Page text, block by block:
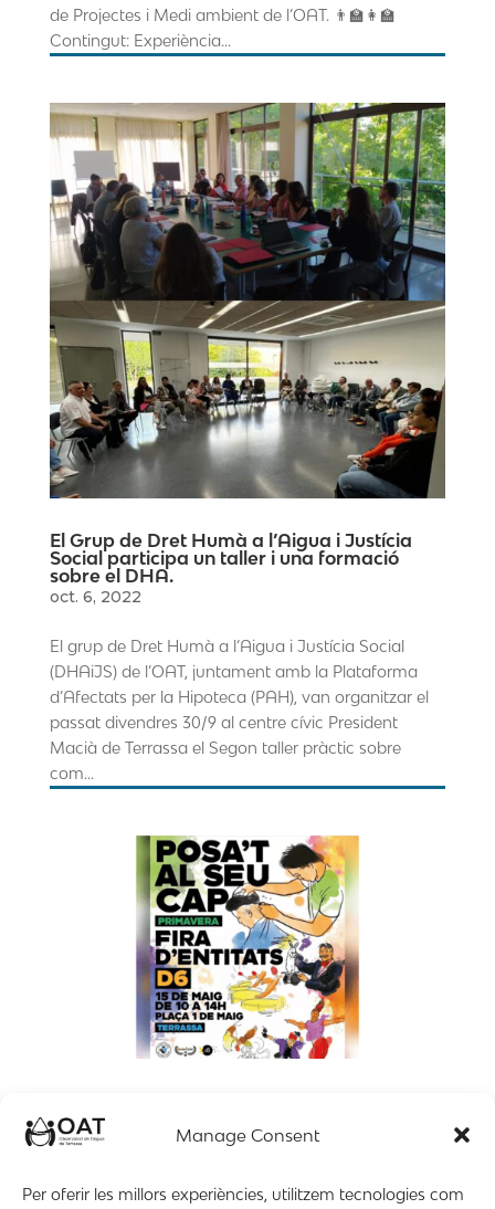
Manage Consent
Per oferir les millors experiències, utilitzem tecnologies com
de Projectes i Medi ambient de l’OAT. 👨‍🏫👩‍🏫
Contingut: Experiència...
El Grup de Dret Humà a l’Aigua i Justícia
Social participa un taller i una formació
sobre el DHA.
oct. 6, 2022
El grup de Dret Humà a l’Aigua i Justícia Social
(DHAiJS) de l’OAT, juntament amb la Plataforma
d’Afectats per la Hipoteca (PAH), van organitzar el
passat divendres 30/9 al centre cívic President
Macià de Terrassa el Segon taller pràctic sobre
com...
maig 10, 2022
participarà aquest diumenge, 15 de maig, a la Fira